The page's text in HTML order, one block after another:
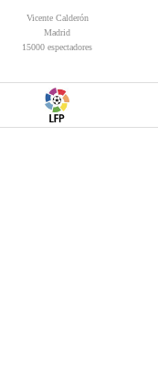
Vicente Calderón
Madrid
15000 espectadores